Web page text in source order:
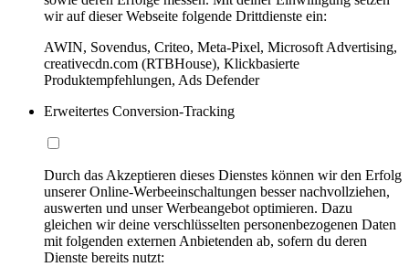
wir auf dieser Webseite folgende Drittdienste ein:
AWIN, Sovendus, Criteo, Meta-Pixel, Microsoft Advertising,
creativecdn.com (RTBHouse), Klickbasierte
Produktempfehlungen, Ads Defender
Erweitertes Conversion-Tracking
Durch das Akzeptieren dieses Dienstes können wir den Erfolg
unserer Online-Werbeeinschaltungen besser nachvollziehen,
auswerten und unser Werbeangebot optimieren. Dazu
gleichen wir deine verschlüsselten personenbezogenen Daten
mit folgenden externen Anbietenden ab, sofern du deren
Dienste bereits nutzt: